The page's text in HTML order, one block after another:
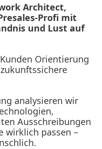
Architect,
Profi mit
und Lust auf
Orientierung
analysieren wir
Ausschreibungen
wirklich passen –